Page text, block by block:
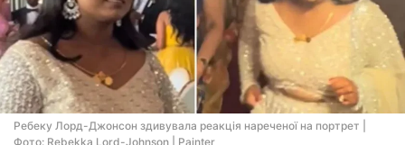
Ребеку Лорд-Джонсон здивувала реакція нареченої на портрет |
Фото: Rebekka Lord-Johnson | Painter